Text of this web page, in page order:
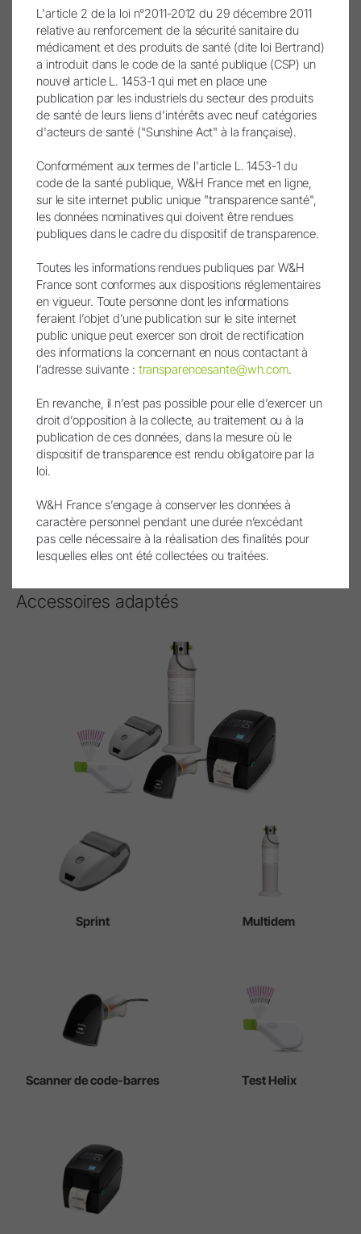
Speed up pour les tâches
quotidiennes
L'écran tactile du Lisa Mini et ses menus intuitifs
proposent une multitude d’options afin de
satisfaire intégralement vos exigences.
Sélection de cycle aisée :Dès la mise en route du
cycle.
Sélection des cycles sans risque :L’écran
d’accueil peut être configuré de sorte qu’il affiche
exclusivement les cycles de stérilisation favoris,
facilitant ainsi les travaux quotidiens.
permet d’obtenir des instructions qui vous aideront
lors de la navigation.
Maintenance guidée :Les principales activités de
maintenance sont illustrées pas à pas par diverses
l’utilisation.
Menus intuitifs
Réduction de la maintenance
Remplissage automatique de
Accessoires adaptés
Sprint Multidem
Scanner de code-barres Test Helix
L'article 2 de la loi n°2011-2012 du 29 décembre 2011
relative au renforcement de la sécurité sanitaire du
médicament et des produits de santé (dite loi Bertrand)
a introduit dans le code de la santé publique (CSP) un
nouvel article L. 1453-1 qui met en place une
publication par les industriels du secteur des produits
de santé de leurs liens d'intérêts avec neuf catégories
d'acteurs de santé ("Sunshine Act" à la française).
Conformément aux termes de l'article L. 1453-1 du
code de la santé publique, W&H France met en ligne,
sur le site internet public unique "transparence santé",
les données nominatives qui doivent être rendues
publiques dans le cadre du dispositif de transparence.
Toutes les informations rendues publiques par W&H
France sont conformes aux dispositions réglementaires
en vigueur. Toute personne dont les informations
feraient l’objet d’une publication sur le site internet
public unique peut exercer son droit de rectification
des informations la concernant en nous contactant à
l’adresse suivante : transparencesante@wh.com.
En revanche, il n’est pas possible pour elle d’exercer un
droit d’opposition à la collecte, au traitement ou à la
publication de ces données, dans la mesure où le
dispositif de transparence est rendu obligatoire par la
loi.
W&H France s’engage à conserver les données à
caractère personnel pendant une durée n’excédant
pas celle nécessaire à la réalisation des finalités pour
lesquelles elles ont été collectées ou traitées.